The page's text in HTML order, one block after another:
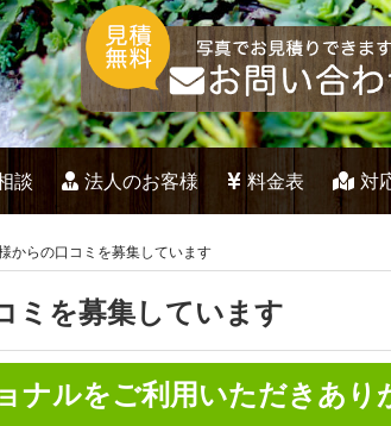
談 法人のお客様 料金表 対
からの口コミを募集しています
ミを募集しています
ナルをご利用いただきあり